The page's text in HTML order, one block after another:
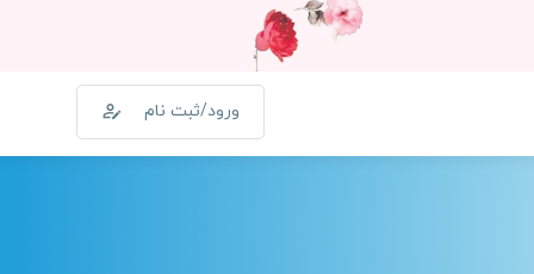
ورود/ثبت نام
سبد خرید
0